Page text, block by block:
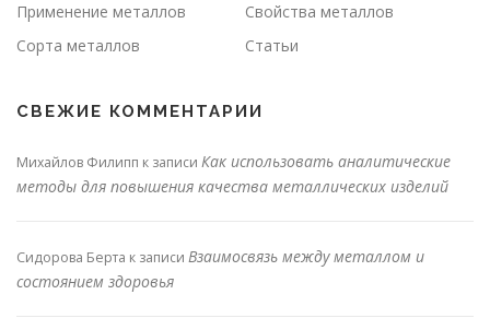
Применение металлов
Свойства металлов
Сорта металлов
Статьи
СВЕЖИЕ КОММЕНТАРИИ
Михайлов Филипп к записи Как использовать аналитические
методы для повышения качества металлических изделий
Сидорова Берта к записи Взаимосвязь между металлом и
состоянием здоровья